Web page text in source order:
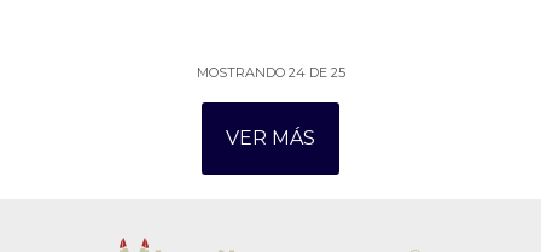
MOSTRANDO 24DE 25
VER MÁS